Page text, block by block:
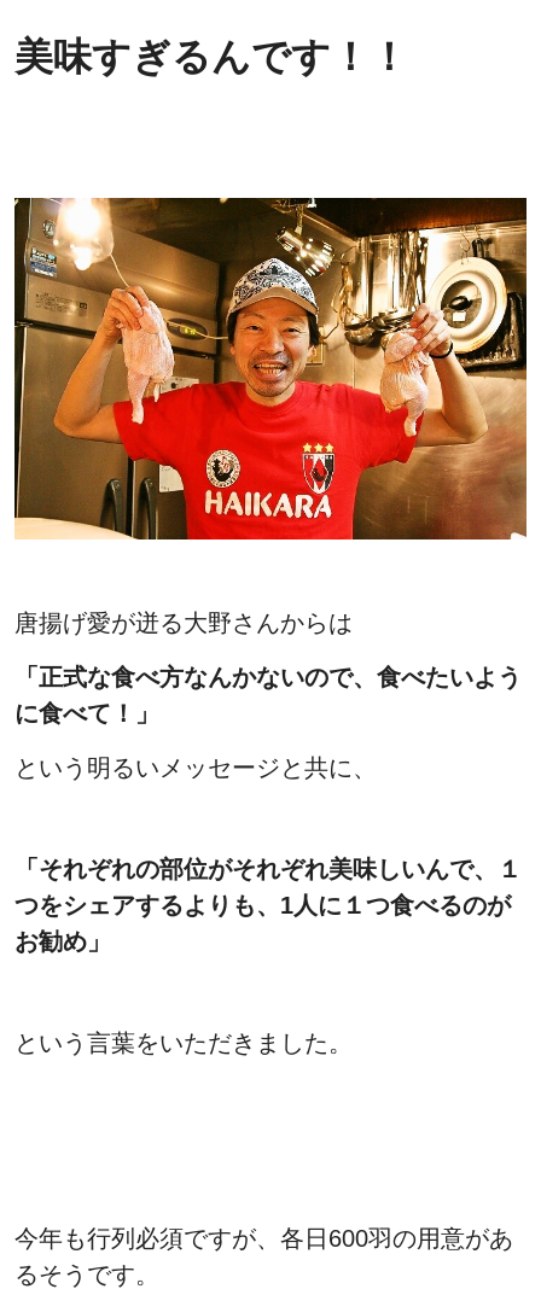
美味すぎるんです！！
唐揚げ愛が迸る大野さんからは
「正式な食べ方なんかないので、食べたいよう
に食べて！」
という明るいメッセージと共に、
「それぞれの部位がそれぞれ美味しいんで、１
つをシェアするよりも、1人に１つ食べるのが
お勧め」
という言葉をいただきました。
今年も行列必須ですが、各日600羽の用意があ
るそうです。